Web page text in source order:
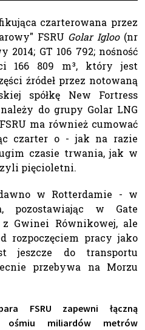
czarterowana przez
FSRU Golar Igloo(nr
2014; GT 106 792; nośność
166 809 m³, który jest
źródeł przez notowaną
spółkę New Fortress
do grupy Golar LNG
ma również cumować
czarter o - jak na razie
czasie trwania, jak w
pięcioletni.
w Rotterdamie - w
pozostawiając w Gate
Gwinei Równikowej, ale
rozpoczęciem pracy jako
jeszcze do transportu
przebywa na Morzu
FSRU zapewni łączną
miliardów metrów